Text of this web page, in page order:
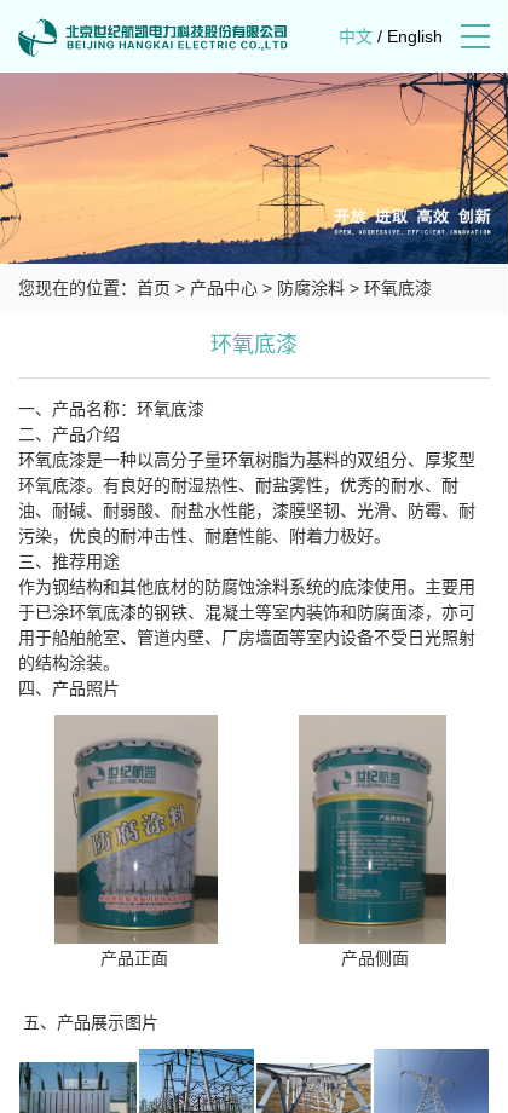
中文 / English
您现在的位置： 首页 > 产品中心 > 防腐涂料 > 环氧底漆
环氧底漆
一、产品名称：环氧底漆
二、产品介绍
环氧底漆是一种以高分子量环氧树脂为基料的双组分、厚浆型
环氧底漆。有良好的耐湿热性、耐盐雾性，优秀的耐水、耐
油、耐碱、耐弱酸、耐盐水性能，漆膜坚韧、光滑、防霉、耐
污染，优良的耐冲击性、耐磨性能、附着力极好。
三、推荐用途
作为钢结构和其他底材的防腐蚀涂料系统的底漆使用。主要用
于已涂环氧底漆的钢铁、混凝土等室内装饰和防腐面漆，亦可
用于船舶舱室、管道内壁、厂房墙面等室内设备不受日光照射
的结构涂装。
四、产品照片
产品正面 产品侧面
五、产品展示图片